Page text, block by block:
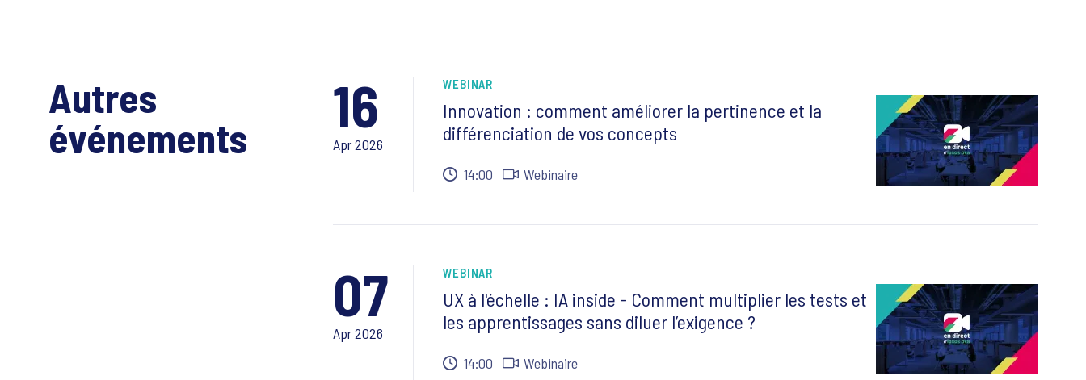
Autres
événements
16
Apr 2026
WEBINAR
Innovation : comment améliorer la pertinence et la
différenciation de vos concepts
14:00 Webinaire
07
Apr 2026
WEBINAR
UX à l'échelle : IA inside - Comment multiplier les tests et
les apprentissages sans diluer l’exigence ?
14:00 Webinaire